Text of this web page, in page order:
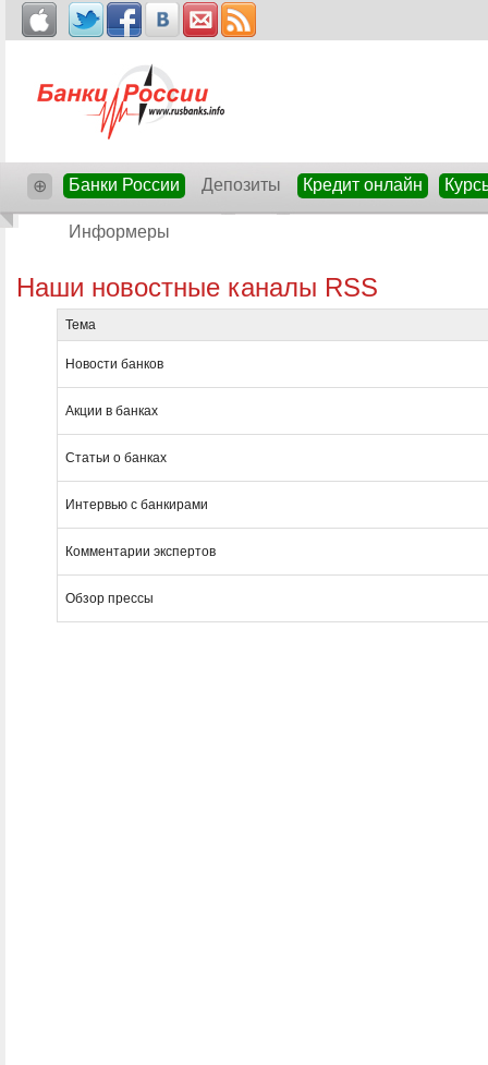
⊕ Банки России Депозиты Кредит онлайн
Информеры
Наши новостные каналы RSS
Тема
Новости банков
Акции в банках
Статьи о банках
Интервью с банкирами
Комментарии экспертов
Обзор прессы